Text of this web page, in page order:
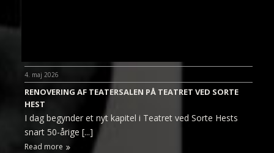
4. maj 2026
RENOVERING AF TEATERSALEN PÅ TEATRET VED SORTE
HEST
I dag begynder et nyt kapitel i Teatret ved Sorte Hests
snart 50-årige [...]
Read more